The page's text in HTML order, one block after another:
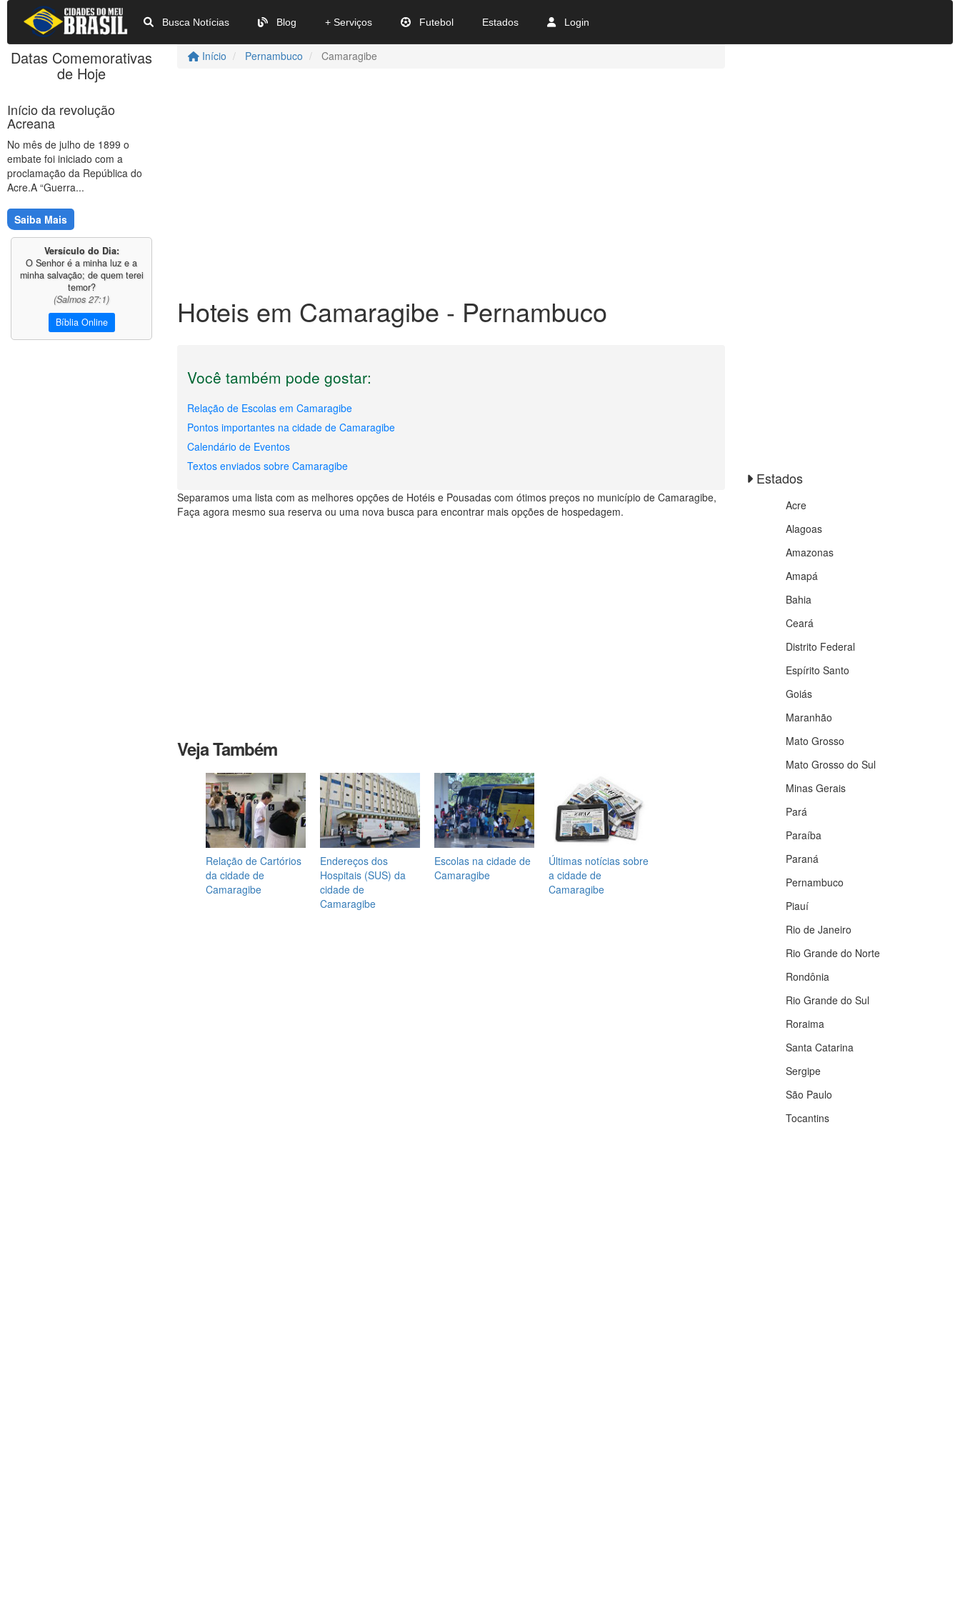
Busca Notícias Blog + Serviços Futebol Estados Login
Início Pernambuco Camaragibe
Hoteis em Camaragibe - Pernambuco
Você também pode gostar:
Relação de Escolas em Camaragibe
Pontos importantes na cidade de Camaragibe
Calendário de Eventos
Textos enviados sobre Camaragibe
Separamos uma lista com as melhores opções de Hotéis e Pousadas com ótimos preços no município de Camaragibe,
Faça agora mesmo sua reserva ou uma nova busca para encontrar mais opções de hospedagem.
Veja Também
Relação de Cartórios
da cidade de
Camaragibe
Endereços dos
Hospitais (SUS) da
cidade de
Camaragibe
Escolas na cidade de
Camaragibe
Últimas notícias sobre
a cidade de
Camaragibe
Datas Comemorativas
de Hoje
Início da revolução
Acreana
No mês de julho de 1899 o
embate foi iniciado com a
proclamação da República do
Acre.A “Guerra...
Saiba Mais
Versículo do Dia:
O Senhor é a minha luz e a
minha salvação; de quem terei
temor?
(Salmos 27:1)
Bíblia Online
Estados
Acre
Alagoas
Amazonas
Amapá
Bahia
Ceará
Distrito Federal
Espírito Santo
Goiás
Maranhão
Mato Grosso
Mato Grosso do Sul
Minas Gerais
Pará
Paraíba
Paraná
Pernambuco
Piauí
Rio de Janeiro
Rio Grande do Norte
Rondônia
Rio Grande do Sul
Roraima
Santa Catarina
Sergipe
São Paulo
Tocantins